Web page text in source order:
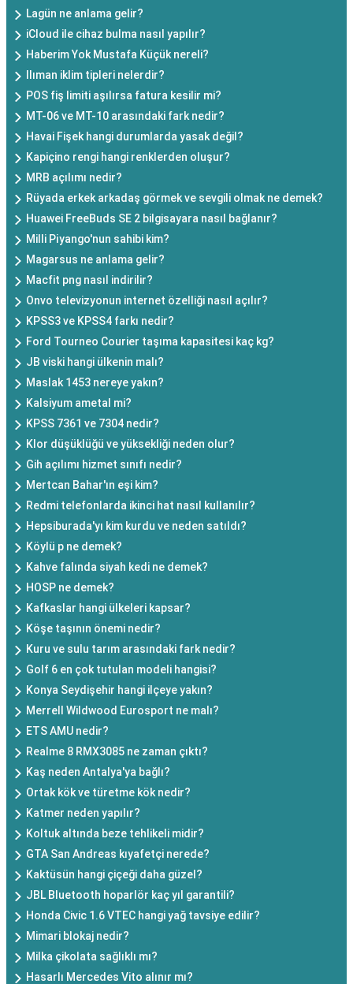
Lagün ne anlama gelir?
iCloud ile cihaz bulma nasıl yapılır?
Haberim Yok Mustafa Küçük nereli?
Ilıman iklim tipleri nelerdir?
POS fiş limiti aşılırsa fatura kesilir mi?
MT-06 ve MT-10 arasındaki fark nedir?
Havai Fişek hangi durumlarda yasak değil?
Kapiçino rengi hangi renklerden oluşur?
MRB açılımı nedir?
Rüyada erkek arkadaş görmek ve sevgili olmak ne demek?
Huawei FreeBuds SE 2 bilgisayara nasıl bağlanır?
Milli Pi̇yango'nun sahibi kim?
Magarsus ne anlama gelir?
Macfit png nasıl indirilir?
Onvo televizyonun internet özelliği nasıl açılır?
KPSS3 ve KPSS4 farkı nedir?
Ford Tourneo Courier taşıma kapasitesi kaç kg?
JB viski hangi ülkenin malı?
Maslak 1453 nereye yakın?
Kalsiyum ametal mi?
KPSS 7361 ve 7304 nedir?
Klor düşüklüğü ve yüksekliği neden olur?
Gih açılımı hizmet sınıfı nedir?
Mertcan Bahar'ın eşi kim?
Redmi telefonlarda ikinci hat nasıl kullanılır?
Hepsiburada'yı kim kurdu ve neden satıldı?
Köylü p ne demek?
Kahve falında siyah kedi ne demek?
HOSP ne demek?
Kafkaslar hangi ülkeleri kapsar?
Köşe taşının önemi nedir?
Kuru ve sulu tarım arasındaki fark nedir?
Golf 6 en çok tutulan modeli hangisi?
Konya Seydişehir hangi ilçeye yakın?
Merrell Wildwood Eurosport ne malı?
ETS AMU nedir?
Realme 8 RMX3085 ne zaman çıktı?
Kaş neden Antalya'ya bağlı?
Ortak kök ve türetme kök nedir?
Katmer neden yapılır?
Koltuk altında beze tehlikeli midir?
GTA San Andreas kıyafetçi nerede?
Kaktüsün hangi çiçeği daha güzel?
JBL Bluetooth hoparlör kaç yıl garantili?
Honda Civic 1.6 VTEC hangi yağ tavsiye edilir?
Mimari blokaj nedir?
Milka çikolata sağlıklı mı?
Hasarlı Mercedes Vito alınır mı?